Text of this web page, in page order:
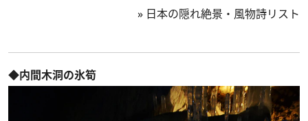
» 日本の隠れ絶景・風物詩リスト
◆内間木洞の氷筍